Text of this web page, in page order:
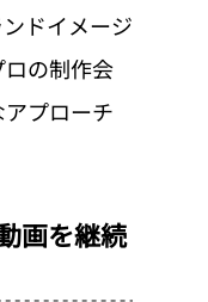
ドイメージ
の制作会
プローチ
画を継続